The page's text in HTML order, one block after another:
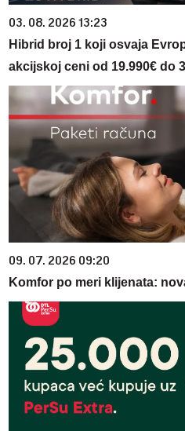
03. 08. 2026 13:23
Hibrid broj 1 koji osvaja
akcijskoj ceni od 19.990€ do
09. 07. 2026 09:20
Komfor po meri klijenata: